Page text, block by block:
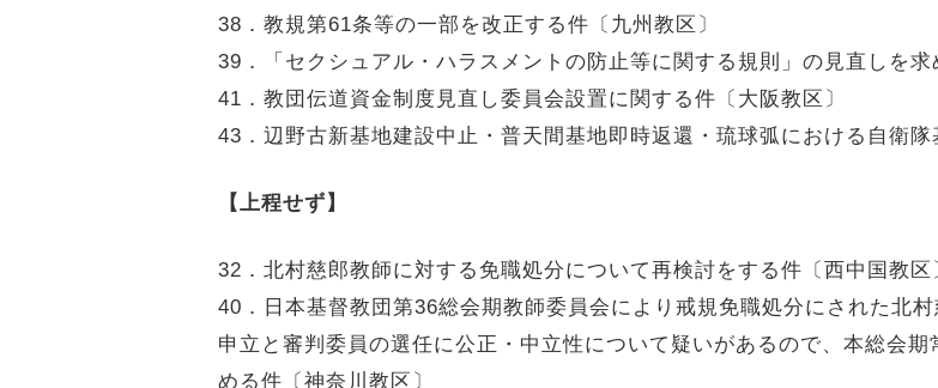
38．教規第61条等の一部を改正する件〔九州教区〕
39．「セクシュアル・ハラスメントの防止等に関する規則」の見直しを求
41．教団伝道資金制度見直し委員会設置に関する件〔大阪教区〕
43．辺野古新基地建設中止・普天間基地即時返還・琉球弧における自衛隊
【上程せず】
32．北村慈郎教師に対する免職処分について再検討をする件〔西中国教区
40．日本基督教団第36総会期教師委員会により戒規免職処分にされた北
申立と審判委員の選任に公正・中立性について疑いがあるので、本総会
める件〔神奈川教区〕